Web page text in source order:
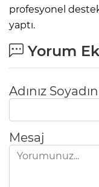
profesyonel destek
yaptı.
Yorum
Adınız
Mesaj